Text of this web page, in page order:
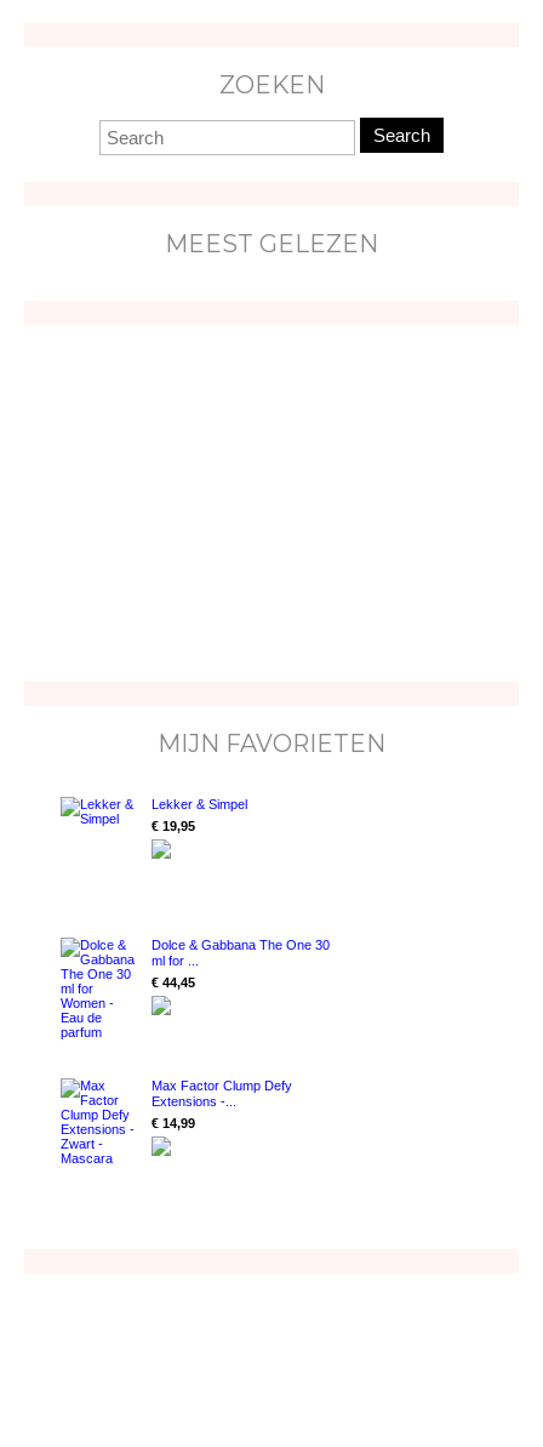
ZOEKEN
Search
MEEST GELEZEN
MIJN FAVORIETEN
Lekker & Simpel
€ 19,95
Dolce & Gabbana The One 30
ml for ...
€ 44,45
Max Factor Clump Defy
Extensions -...
€ 14,99